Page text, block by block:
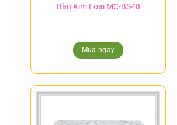
Bàn Kim Loại MC-BS48
Mua ngay